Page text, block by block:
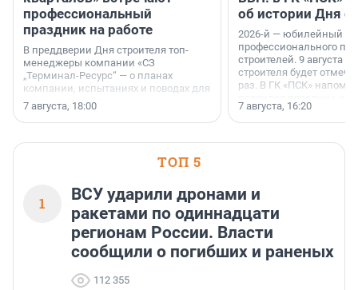
профессиональный
праздник на работе
В преддверии Дня строителя топ-
менеджеры компании «СЗ
„Терминал-Ресурс“ — о планах
компании, испытаниях и поводах для
осторожного оптимизма.
7 августа, 18:00
об истории Дня
2026-й — юбилейный
профессионального
строителей. 9 августа
строителя будет
раз. В ГК «ПСК»
поменялась роль
7 августа, 16:20
ТОП 5
1
ВСУ ударили дронами и
ракетами по одиннадцати
регионам России. Власти
сообщили о погибших и раненых
112 355